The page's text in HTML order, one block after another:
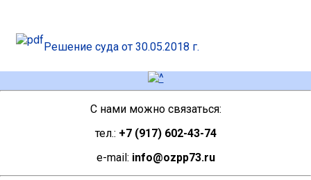
Решение суда от 30.05.2018 г.
C нами можно связаться:
тел.: +7 (917) 602-43-74
e-mail: info@ozpp73.ru